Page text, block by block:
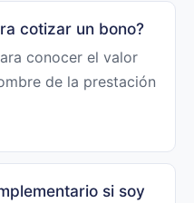
cotizar un bono?
conocer el valor
de la prestación
si soy